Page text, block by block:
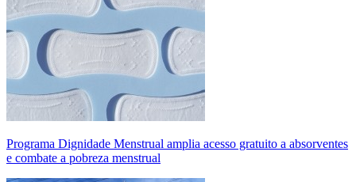
Programa Dignidade Menstrual amplia acesso gratuito a absorventes
e combate a pobreza menstrual